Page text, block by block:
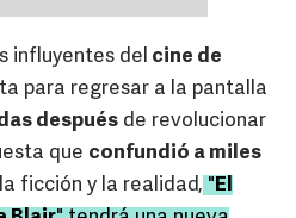
influyentes del cine de
para regresar a la pantalla
después de revolucionar
que confundió a miles
ficción y la realidad, "El